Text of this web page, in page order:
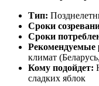
Тип:
Сроки
Сроки
климат
Кому подойдет:
сладких яблок